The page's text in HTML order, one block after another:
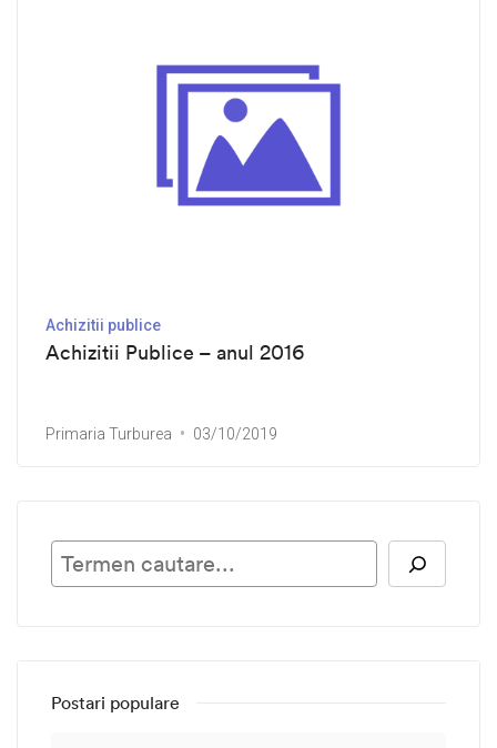
Achizitii publice
Achizitii Publice – anul 2016
Primaria Turburea 03/10/2019
Postari populare